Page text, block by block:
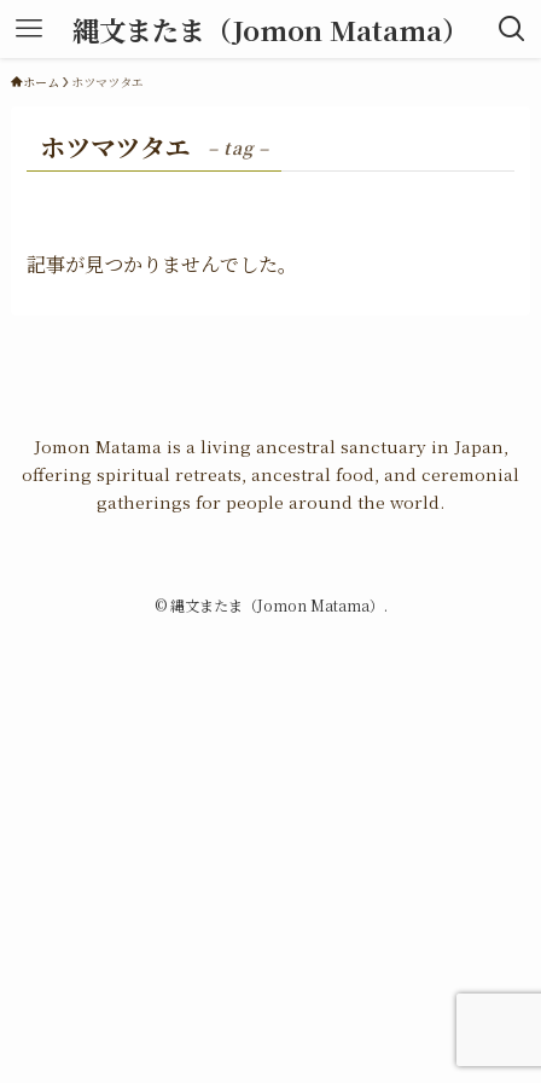
縄文またま（Jomon Matama）
ホーム ホツマツタエ
ホツマツタエ – tag –
記事が見つかりませんでした。
Jomon Matama is a living ancestral sanctuary in Japan,
offering spiritual retreats, ancestral food, and ceremonial
gatherings for people around the world.
©縄文またま（Jomon Matama）.